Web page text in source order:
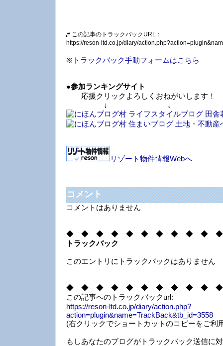
この記事のトラックバックURL：
https://reson-ltd.co.jp/diary/
※ トラックバック手動フォームはこちら
●参加ランキングサイト
応援クリックよろしくおねがいします！
↓ ↓
リゾート物件情報Webへ
コメント
コメントはありません
◆ ◆ ◆ ◆ ◆ ◆ ◆ ◆ ◆ ◆
トラックバック
このエントリにトラックバックはありません
◆ ◆ ◆ ◆ ◆ ◆ ◆ ◆ ◆ ◆
この記事へのトラックバックurl:
https://reson-ltd.co.jp/diary/action.php?
action=plugin&name=TrackBack&tb_id=3558
(右クリックでショートカットのコピーをご利
もしあなたのブログがトラックバック送信に